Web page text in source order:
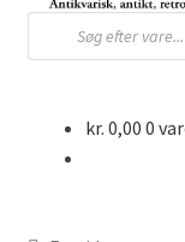
Products
search
kr. 0,00 0